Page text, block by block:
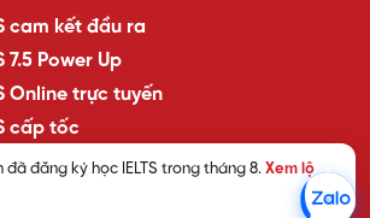
đăng ký học IELTS trong tháng 8. Xem lộ
cam kết đầu ra
7.5 Power Up
Online trực tuyến
cấp tốc
lớp học mới nhất
viên LangGo